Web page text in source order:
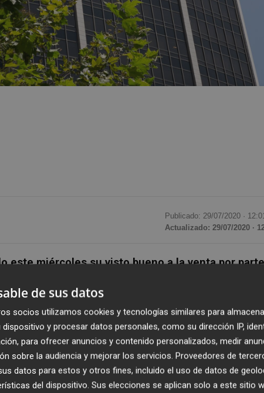
Publicado: 29/07/2020 ·
Actualizado: 29/07/2020 ·
este miércoles su visto bueno a la venta por parte
firma británica Segro y al fondo público de
inglés), según ha informado la institución en un
por tres propiedades inmobiliariasque
de vehículos, mientras lasotras cinco son
de sus datos
socios utilizamos cookies y tecnologías similares para
y procesar datos personales, como su dirección IP,
para ofrecer anuncios y contenido personalizados, medir
sobre la audiencia y mejorar los servicios. Proveedores de
datos para estos y otros fines, incluido el uso de datos de
del dispositivo. Sus elecciones se aplican solo a este sitio